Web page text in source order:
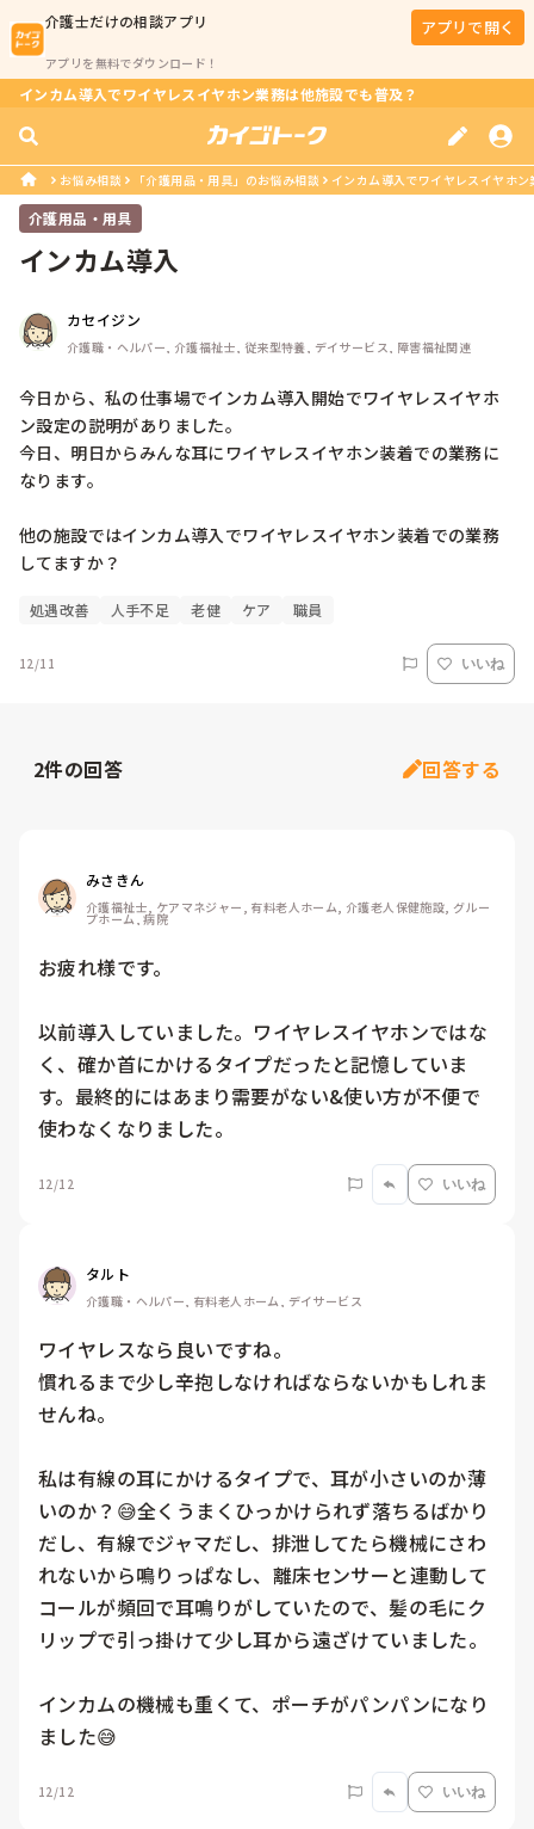
介護士だけの相談アプリ
アプリを無料でダウンロード！
アプリで開く
インカム導入でワイヤレスイヤホン業務は他施設でも普及？
お悩み相談 「介護用品・用具」のお悩み相談 インカム導入でワイヤレスイヤホ
介護用品・用具
インカム導入
カセイジン
介護職・ヘルパー, 介護福祉士, 従来型特養, デイサービス, 障害福祉関連
今日から、私の仕事場でインカム導入開始でワイヤレスイヤホ
ン設定の説明がありました。
今日、明日からみんな耳にワイヤレスイヤホン装着での業務に
なります。
他の施設ではインカム導入でワイヤレスイヤホン装着での業務
してますか？
処遇改善 人手不足 老健 ケア 職員
12/11 いいね
2件の回答 回答する
みさきん
介護福祉士, ケアマネジャー, 有料老人ホーム, 介護老人保健施設, グルー
プホーム, 病院
お疲れ様です。
以前導入していました。ワイヤレスイヤホンではな
く、確か首にかけるタイプだったと記憶していま
す。最終的にはあまり需要がない&使い方が不便で
使わなくなりました。
12/12 いいね
タルト
介護職・ヘルパー, 有料老人ホーム, デイサービス
ワイヤレスなら良いですね。
慣れるまで少し辛抱しなければならないかもしれま
せんね。
私は有線の耳にかけるタイプで、耳が小さいのか薄
いのか？😅全くうまくひっかけられず落ちるばかり
だし、有線でジャマだし、排泄してたら機械にさわ
れないから鳴りっぱなし、離床センサーと連動して
コールが頻回で耳鳴りがしていたので、髪の毛にク
リップで引っ掛けて少し耳から遠ざけていました。
インカムの機械も重くて、ポーチがパンパンになり
ました😅
12/12 いいね